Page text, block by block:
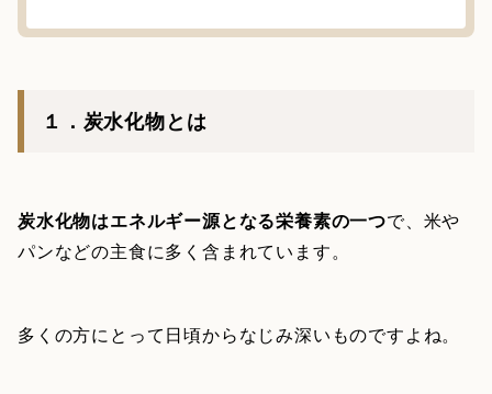
１．炭水化物とは
炭水化物はエネルギー源となる栄養素の一つで、米や
パンなどの主食に多く含まれています。
多くの方にとって日頃からなじみ深いものですよね。